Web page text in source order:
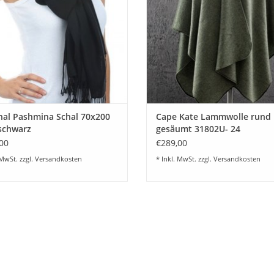
WARENKORB HINZUFÜGEN
Pashmina Schal 70x200
zzgl. Versandkosten
ZUM WARENKORB
Cape Kate Lammwolle rund
gesäumt 31802U- 24
Wunschfarben
€289,00
* Inkl. MwSt. zzgl. Versandkosten